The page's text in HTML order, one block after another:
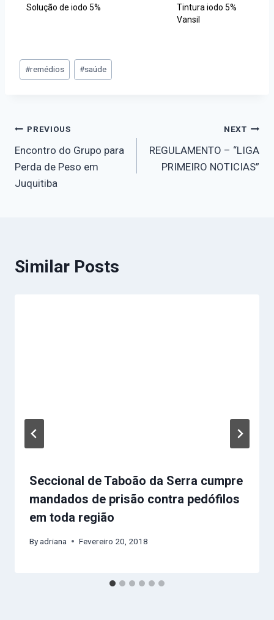
Solução de iodo 5%
Tintura iodo 5%
Vansil
#remédios #saúde
PREVIOUS
Encontro do Grupo para
Perda de Peso em
Juquitiba
NEXT
REGULAMENTO – “LIGA
PRIMEIRO NOTICIAS”
Similar Posts
Seccional de Taboão da Serra cumpre
mandados de prisão contra pedófilos
em toda região
Byadriana Fevereiro 20, 2018